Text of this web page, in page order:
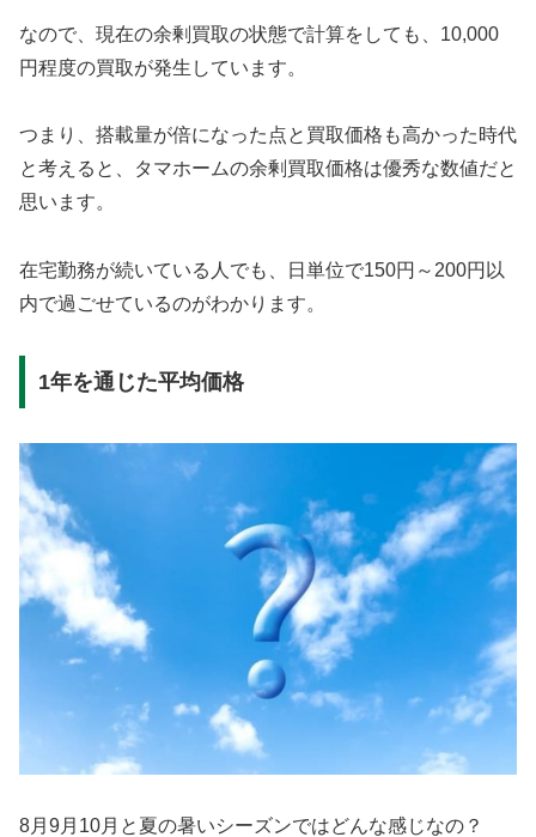
なので、現在の余剰買取の状態で計算をしても、10,000
円程度の買取が発生しています。
つまり、搭載量が倍になった点と買取価格も高かった時代
と考えると、タマホームの余剰買取価格は優秀な数値だと
思います。
在宅勤務が続いている人でも、日単位で150円～200円以
内で過ごせているのがわかります。
1年を通じた平均価格
8月9月10月と夏の暑いシーズンではどんな感じなの？